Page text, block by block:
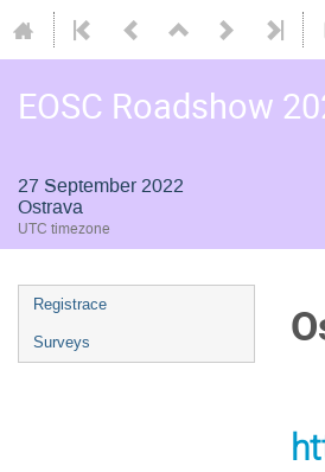
EOSC Roadshow
27 September 2022
Ostrava
UTC timezone
Event
menu
Registrace
Surveys